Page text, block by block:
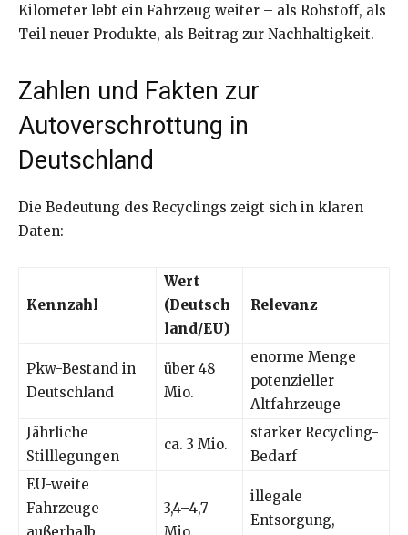
Kilometer lebt ein Fahrzeug weiter – als Rohstoff, als
Teil neuer Produkte, als Beitrag zur Nachhaltigkeit.
Zahlen und Fakten zur
Autoverschrottung in
Deutschland
Die Bedeutung des Recyclings zeigt sich in klaren
Daten:
Kennzahl
Wert
(Deutsch
land/EU)
Relevanz
Pkw-Bestand in
Deutschland
über 48
Mio.
enorme Menge
potenzieller
Altfahrzeuge
Jährliche
Stilllegungen
ca. 3 Mio.
starker Recycling-
Bedarf
EU-weite
Fahrzeuge
3,4–4,7
illegale
Entsorgung,